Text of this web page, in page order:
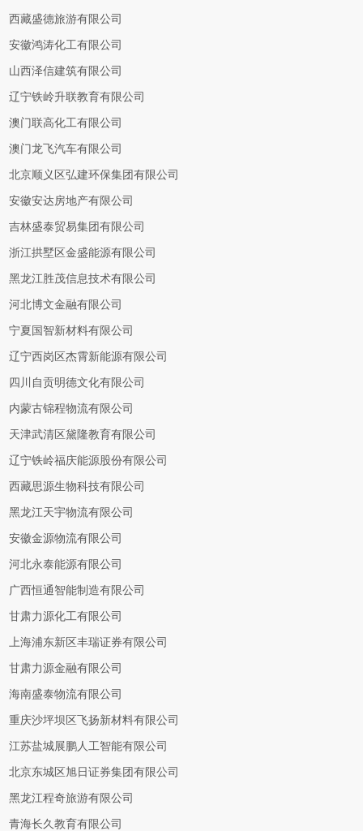
西藏盛德旅游有限公司
安徽鸿涛化工有限公司
山西泽信建筑有限公司
辽宁铁岭升联教育有限公司
澳门联高化工有限公司
澳门龙飞汽车有限公司
北京顺义区弘建环保集团有限公司
安徽安达房地产有限公司
吉林盛泰贸易集团有限公司
浙江拱墅区金盛能源有限公司
黑龙江胜茂信息技术有限公司
河北博文金融有限公司
宁夏国智新材料有限公司
辽宁西岗区杰霄新能源有限公司
四川自贡明德文化有限公司
内蒙古锦程物流有限公司
天津武清区黛隆教育有限公司
辽宁铁岭福庆能源股份有限公司
西藏思源生物科技有限公司
黑龙江天宇物流有限公司
安徽金源物流有限公司
河北永泰能源有限公司
广西恒通智能制造有限公司
甘肃力源化工有限公司
上海浦东新区丰瑞证券有限公司
甘肃力源金融有限公司
海南盛泰物流有限公司
重庆沙坪坝区飞扬新材料有限公司
江苏盐城展鹏人工智能有限公司
北京东城区旭日证券集团有限公司
黑龙江程奇旅游有限公司
青海长久教育有限公司